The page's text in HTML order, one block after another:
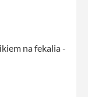
na fekalia -